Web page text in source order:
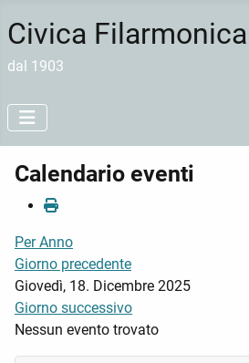
Civica
dal 1903
Calendario eventi
Per Anno
Giorno precedente
Giovedì, 18. Dicembre 2025
Giorno successivo
Nessun evento trovato